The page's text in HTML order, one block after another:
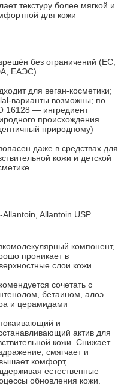
текстуру более мягкой и
для кожи
без ограничений (ЕС,
ЕАЭС)
для веган-косметики;
варианты возможны; по
16128 — ингредиент
происхождения
природному)
даже в средствах для
кожи и детской
Allantoin, Allantoin USP
компонент,
проникает в
слои кожи
сочетать с
бетаином, алоэ
и церамидами
и
актив для
кожи. Снижает
смягчает и
комфорт,
естественные
обновления кожи.